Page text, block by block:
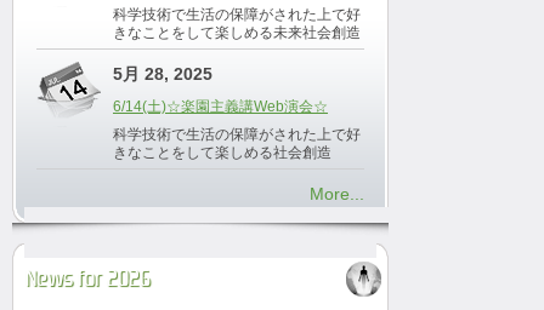
科学技術で生活の保障がされた上で好
きなことをして楽しめる未来社会創造
5月 28, 2025
6/14(土)☆楽園主義講Web演会☆
科学技術で生活の保障がされた上で好
きなことをして楽しめる社会創造
More...
News for 2026